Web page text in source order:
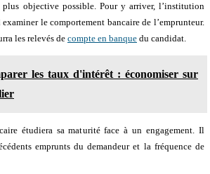
objective possible. Pour y arriver, l’institution
le comportement bancaire de l’emprunteur.
les relevés de compte en banque du candidat.
les taux d'intérêt : économiser sur
étudiera sa maturité face à un engagement. Il
emprunts du demandeur et la fréquence de